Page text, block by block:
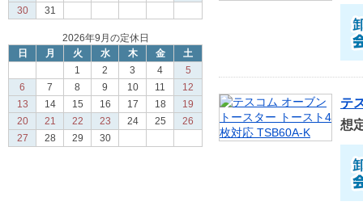
30
31
2026年9月の定休日
日
月 火 水 木 金
土
1
2 3 4
5
6
7 8 9 10 11
12
13
14 15 16 17 18
19
20
21 22 23 24 25
26
27
28 29 30
テ
想